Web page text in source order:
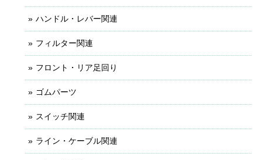
ハンドル・レバー関連
フィルター関連
フロント・リア足回り
ゴムパーツ
スイッチ関連
ライン・ケーブル関連